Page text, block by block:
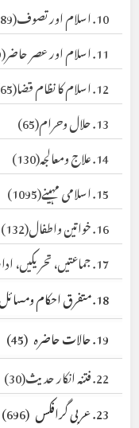
10. اسلام اور تصوف
(489)
11. اسلام اور عصر حاضر
(59)
12. اسلام کا نظام قضا
(65)
13. حلال وحرام
(65)
14. علاج ومعالجہ
(130)
15. اسلامی مہینے
(1095)
16. خواتین واطفال
(132)
17. جماعتیں، تحریکیں، ادارے
18. متفرق احکام ومسائل
19. حالات حاضرہ
(45)
22. فتنہ انکار حدیث
(30)
23. عربی گرافکس
(696)